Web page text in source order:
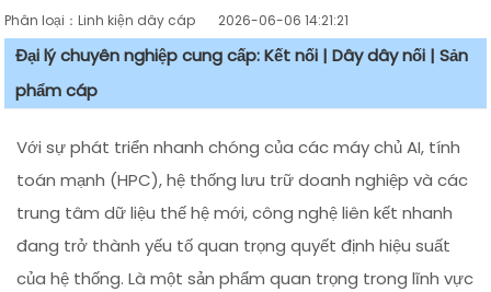
Phân loại：Linh kiện dây cáp 2026-06-06 14:21:21
Đại lý chuyên nghiệp cung cấp: Kết nối | Dây dây nối | Sản
phẩm cáp
Với sự phát triển nhanh chóng của các máy chủ AI, tính
toán mạnh (HPC), hệ thống lưu trữ doanh nghiệp và các
trung tâm dữ liệu thế hệ mới, công nghệ liên kết nhanh
đang trở thành yếu tố quan trọng quyết định hiệu suất
của hệ thống. Là một sản phẩm quan trọng trong lĩnh vực